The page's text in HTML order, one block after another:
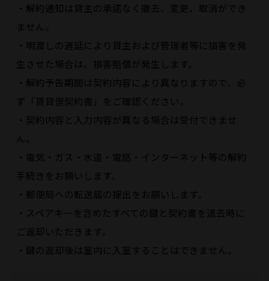
・解約通知は貸主の承諾なく撤去、変更、取消ができ
ません。
・明渡しの遅延により貸主および管理者等に損害を発
生させた場合は、損害賠償が発生します。
・解約予告期間は契約内容により異なりますので、必
ず「賃貸借契約書」をご確認ください。
・契約内容と入力内容が異なる場合は受付できませ
ん。
・電気・ガス・水道・電話・インターネット等の解約
手続きをお願いします。
・郵便局への転送届の提出をお願いします。
・スペアキーを含めたすべての鍵と契約書を退去時に
ご返却いただきます。
・鍵の返却後は室内に入室することはできません。